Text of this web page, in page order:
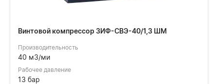
Винтовой компрессор ЗИФ-СВЭ-40/1,3 ШМ
Производительность
40 м3/ми
Рабочее давление
13 бар